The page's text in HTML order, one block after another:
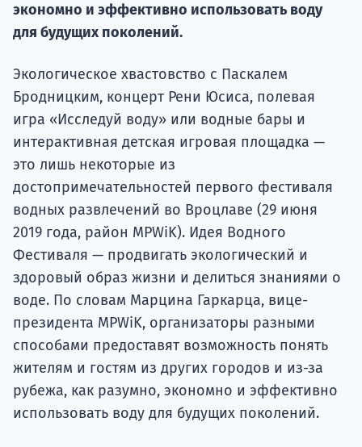
экономно и эффективно использовать воду
для будущих поколений.
Экологическое хвастовство с Паскалем
Бродницким, концерт Рени Юсиса, полевая
игра «Исследуй воду» или водные бары и
интерактивная детская игровая площадка —
это лишь некоторые из
достопримечательностей первого фестиваля
водных развлечений во Вроцлаве (29 июня
2019 года, район MPWiK). Идея Водного
Фестиваля — продвигать экологический и
здоровый образ жизни и делиться знаниями о
воде. По словам Марцина Гаркарца, вице-
президента MPWiK, организаторы разными
способами предоставят возможность понять
жителям и гостям из других городов и из-за
рубежа, как разумно, экономно и эффективно
использовать воду для будущих поколений.